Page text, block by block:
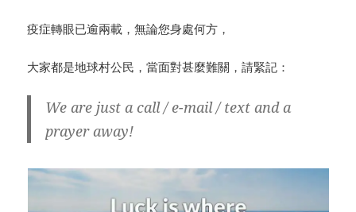
疫症轉眼已逾兩載，無論您身處何方，
大家都是地球村公民，當面對甚麼難關，請緊記：
We are just a call / e-mail / text and a
prayer away!